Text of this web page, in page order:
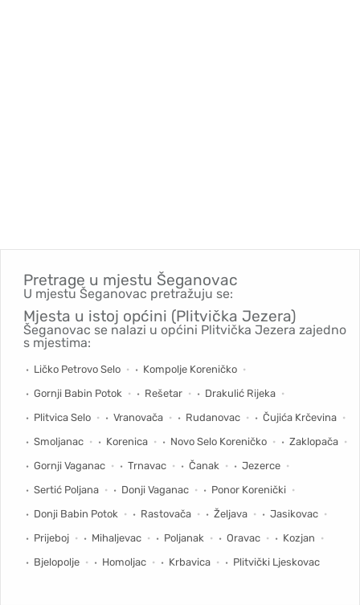
Pretrage u mjestu Šeganovac
U mjestu Šeganovac pretražuju se:
Mjesta u istoj općini (Plitvička Jezera)
Šeganovac se nalazi u općini Plitvička Jezera zajedno
s mjestima:
Ličko Petrovo Selo
Kompolje Koreničko
Gornji Babin Potok
Rešetar
Drakulić Rijeka
Plitvica Selo
Vranovača Rudanovac
Čujića Krčevina
Smoljanac
Korenica Novo Selo Koreničko
Zaklopača
Gornji Vaganac
Trnavac Čanak
Jezerce
Sertić Poljana
Donji Vaganac
Ponor Korenički
Donji Babin Potok
Rastovača Željava
Jasikovac
Prijeboj
Mihaljevac Poljanak Oravac
Kozjan
Bjelopolje
Homoljac Krbavica Plitvički Ljeskovac